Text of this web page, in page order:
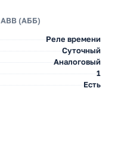
ABB (АББ)
Реле времени
Суточный
Аналоговый
1
Есть